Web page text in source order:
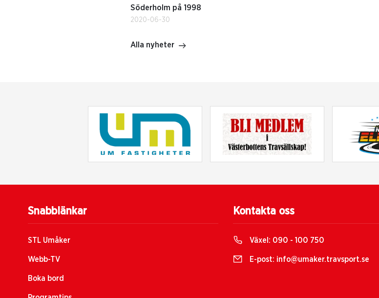
Söderholm på 1998
2020-06-30
Alla nyheter
Snabblänkar
STL Umåker
Webb-TV
Boka bord
Kontakta oss
Växel: 090 - 100 750
E-post: info@umaker.travsport.se